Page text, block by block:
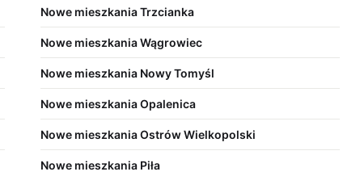
Nowe mieszkania Trzcianka
Nowe mieszkania Wągrowiec
Nowe mieszkania Nowy Tomyśl
Nowe mieszkania Opalenica
Nowe mieszkania Ostrów Wielkopolski
Nowe mieszkania Piła